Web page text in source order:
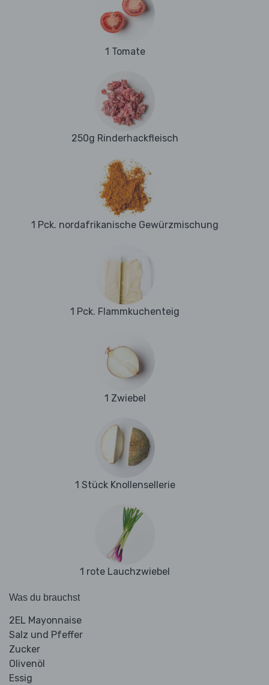
1 Tomate
250g Rinderhackfleisch
1 Pck. nordafrikanische Gewürzmischung
1 Pck. Flammkuchenteig
1 Zwiebel
1 Stück Knollensellerie
1 rote Lauchzwiebel
Was du brauchst
2EL Mayonnaise
Salz und Pfeffer
Zucker
Olivenöl
Essig